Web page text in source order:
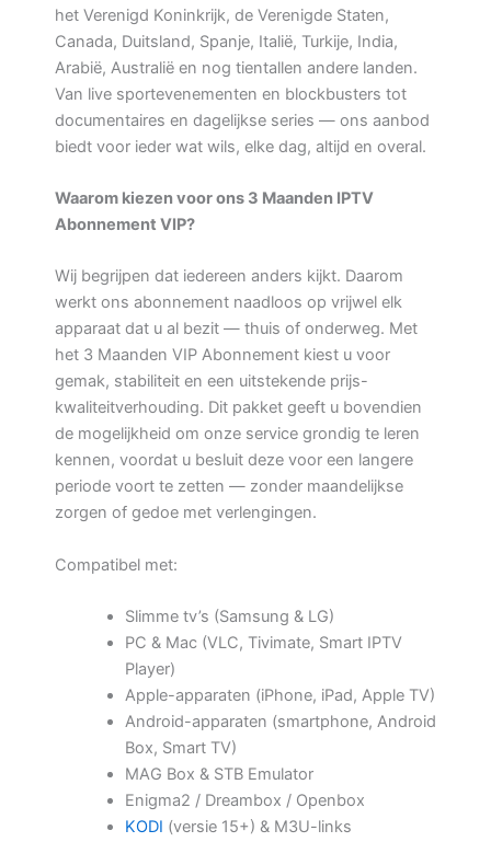
het Verenigd Koninkrijk, de Verenigde Staten,
Canada, Duitsland, Spanje, Italië, Turkije, India,
Arabië, Australië en nog tientallen andere landen.
Van live sportevenementen en blockbusters tot
documentaires en dagelijkse series — ons aanbod
biedt voor ieder wat wils, elke dag, altijd en overal.
Waarom kiezen voor ons 3 Maanden IPTV
Abonnement VIP?
Wij begrijpen dat iedereen anders kijkt. Daarom
werkt ons abonnement naadloos op vrijwel elk
apparaat dat u al bezit — thuis of onderweg. Met
het 3 Maanden VIP Abonnement kiest u voor
gemak, stabiliteit en een uitstekende prijs-
kwaliteitverhouding. Dit pakket geeft u bovendien
de mogelijkheid om onze service grondig te leren
kennen, voordat u besluit deze voor een langere
periode voort te zetten — zonder maandelijkse
zorgen of gedoe met verlengingen.
Compatibel met:
Slimme tv’s (Samsung & LG)
PC & Mac (VLC, Tivimate, Smart IPTV
Player)
Apple-apparaten (iPhone, iPad, Apple TV)
Android-apparaten (smartphone, Android
Box, Smart TV)
MAG Box & STB Emulator
Enigma2 / Dreambox / Openbox
KODI (versie 15+) & M3U-links